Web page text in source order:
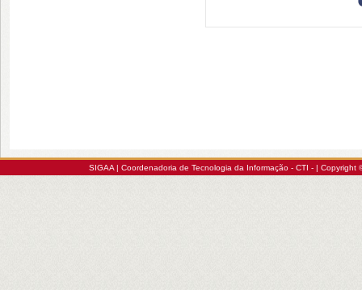
SIGAA | Coordenadoria de Tecnologia da Informação - CTI - |